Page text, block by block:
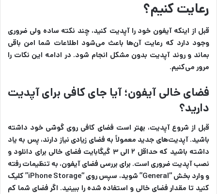
رعایت کنیم؟
قبل از اینکه آیفون خود را آپدیت کنید، چند نکته ساده ولی ضروری
وجود دارد که رعایت آن‌ها باعث می‌شود اطلاعات شما امن باقی
بماند و روند آپدیت بدون مشکل انجام شود. در ادامه این نکات را
مرور می‌کنیم.
فضای خالی آیفون؛ آیا جای کافی برای آپدیت
دارید؟
قبل از شروع آپدیت، بهتر است فضای کافی روی گوشی خود داشته
باشید. آپدیت‌های جدید معمولاً به فضای زیادی نیاز دارند، پس به یاد
داشته باشید که حداقل ۲ الی ۳ گیگابایت فضای خالی برای دانلود و
نصب آپدیت ضروری است. برای بررسی فضای آیفون، به تنظیمات رفته
و وارد بخش “General” شوید، سپس روی “iPhone Storage” کلیک
کنید تا مقدار فضای خالی و استفاده شده را ببینید. اگر فضای شما کم